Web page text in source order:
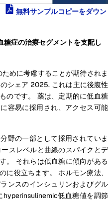
無料サンプルコピーをダウン
糖症の治療セグメントを支配し
めに考慮することが期待されま
シェア 2025. これは主に後腹性
のです。 薬は、定期的に低血糖
容易に採用され、アクセス可能
野の一部として採用されていま
スレベルと曲線のスパイクとデ
。 それらは低血糖に傾向がある
に役立ちます。 ホルモン療法、
ンスのインシュリンおよびグル
低血糖値を調節